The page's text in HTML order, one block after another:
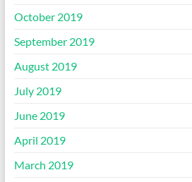
October 2019
September 2019
August 2019
July 2019
June 2019
April 2019
March 2019